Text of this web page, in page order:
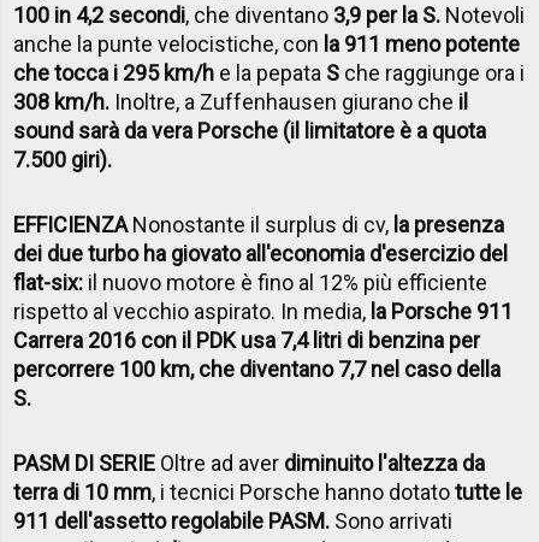
100 in 4,2 secondi, che diventano 3,9 per la S. Notevoli
anche la punte velocistiche, con la 911 meno potente
che tocca i 295 km/h e la pepata S che raggiunge ora i
308 km/h. Inoltre, a Zuffenhausen giurano che il
sound sarà da vera Porsche (il limitatore è a quota
7.500 giri).
EFFICIENZANonostante il surplus di cv, la presenza
dei due turbo ha giovato all'economia d'esercizio del
flat-six: il nuovo motore è fino al 12% più efficiente
rispetto al vecchio aspirato. In media, la Porsche 911
Carrera 2016 con il PDK usa 7,4 litri di benzina per
percorrere 100 km, che diventano 7,7 nel caso della
S.
PASM DI SERIE Oltre ad aver diminuito l'altezza da
terra di 10 mm, i tecnici Porsche hanno dotatotutte le
911 dell'assetto regolabile PASM. Sono arrivati